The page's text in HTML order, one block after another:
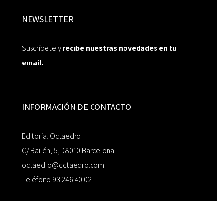
NEWSLETTER
Suscríbete yrecibe nuestras novedades en tu
email.
INFORMACIÓN DE CONTACTO
Editorial Octaedro
C/ Bailén, 5, 08010 Barcelona
octaedro@octaedro.com
Teléfono 93 246 40 02